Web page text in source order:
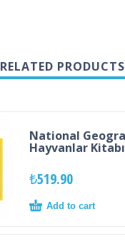
RELATED PRODUCTS
National
Hayvanlar
₺519.90
Add to cart